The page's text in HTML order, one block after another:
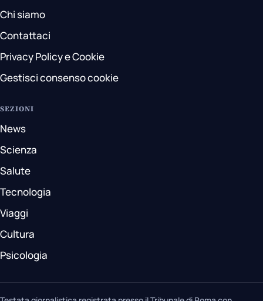
Chi siamo
Contattaci
Privacy Policy e Cookie
Gestisci consenso cookie
SEZIONI
News
Scienza
Salute
Tecnologia
Viaggi
Cultura
Psicologia